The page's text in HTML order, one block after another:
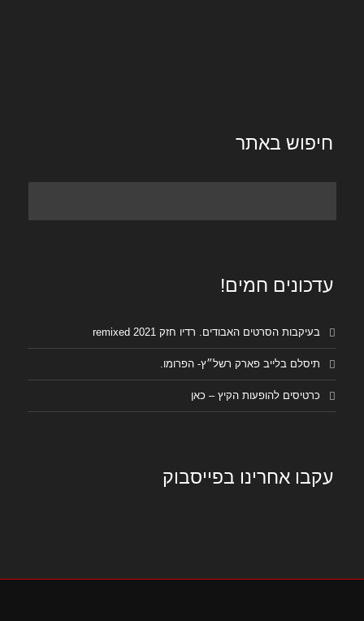
חיפוש באתר
עדכונים חמים!
בעיקבות הסרטים האבודים. רדיו חזק remixed 2021
תיסלם בלייב פארק רשל״ץ- הפרומו.
כרטיסים להופעות הקיץ – כאן
עקבו אחרינו בפייסבוק